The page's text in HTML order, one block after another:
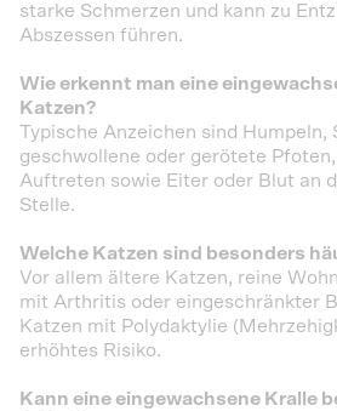
starke Schmerzen und kann zu
Abszessen führen.
Wie erkennt man eine
Katzen?
Typische Anzeichen sind Humpeln,
geschwollene oder gerötete
Auftreten sowie Eiter oder Blut an
Stelle.
Welche Katzen sind besonders
Vor allem ältere Katzen, reine
mit Arthritis oder eingeschränkter
Katzen mit Polydaktylie
erhöhtes Risiko.
Kann eine eingewachsene Kralle